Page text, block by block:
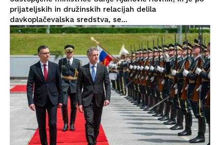
prijateljskih in družinskih relacijah delila
davkoplačevalska sredstva, se...